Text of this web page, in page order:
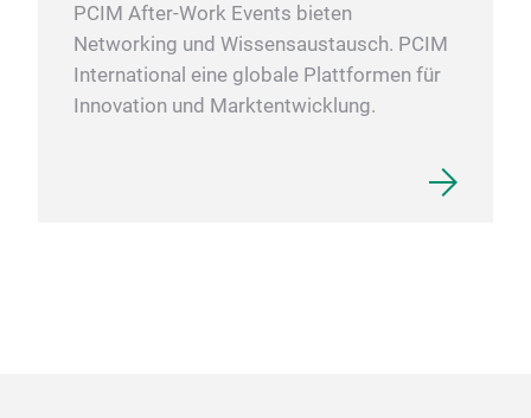
PCIM After-Work Events bieten
Networking und Wissensaustausch. PCIM
International eine globale Plattformen für
Innovation und Marktentwicklung.